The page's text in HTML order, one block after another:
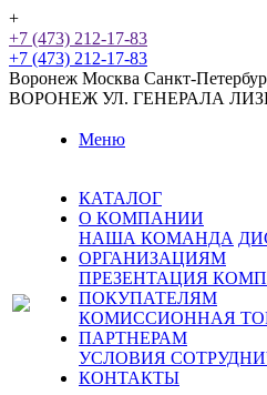
+
+7 (473) 212-17-83
+7 (473) 212-17-83
Воронеж Москва Санкт-
ВОРОНЕЖ УЛ. ГЕНЕРАЛА
Меню
КАТАЛОГ
О КОМПАНИИ
НАША КОМАНДА
ОРГАНИЗАЦИЯМ
ПРЕЗЕНТАЦИЯ
ПОКУПАТЕЛЯМ
КОМИССИОННАЯ
ПАРТНЕРАМ
УСЛОВИЯ
КОНТАКТЫ